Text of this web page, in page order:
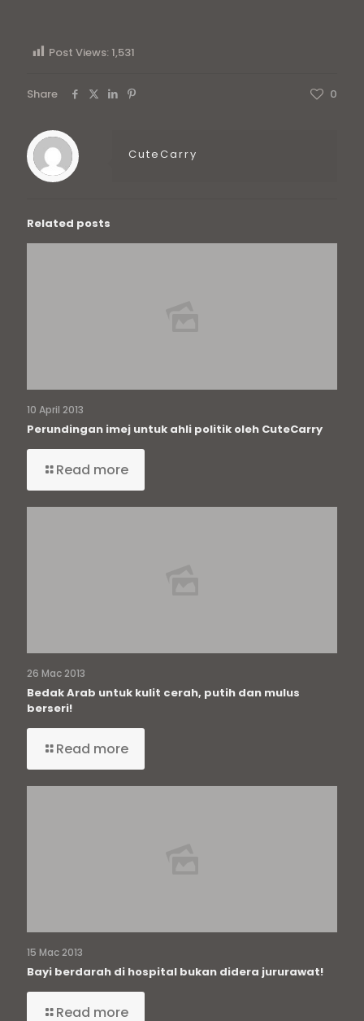
Post Views: 1,531
Share 0
CuteCarry
Related posts
10 April 2013
Perundingan imej untuk ahli politik oleh CuteCarry
Read more
26 Mac 2013
Bedak Arab untuk kulit cerah, putih dan mulus
berseri!
Read more
15 Mac 2013
Bayi berdarah di hospital bukan didera jururawat!
Read more